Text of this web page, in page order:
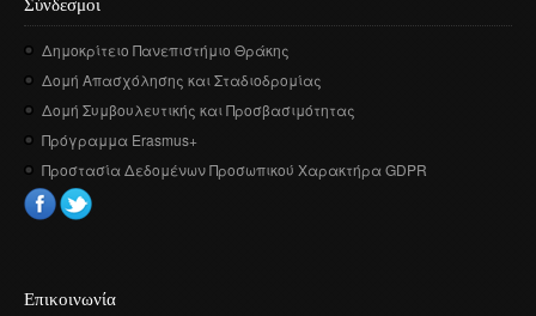
Σύνδεσμοι
Δημοκρίτειο Πανεπιστήμιο Θράκης
Δομή Απασχόλησης και Σταδιοδρομίας
Δομή Συμβουλευτικής και Προσβασιμότητας
Πρόγραμμα Erasmus+
Προστασία Δεδομένων Προσωπικού Χαρακτήρα GDPR
Επικοινωνία